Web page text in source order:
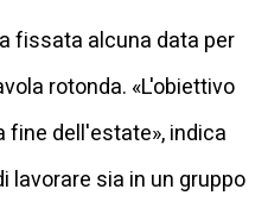
fissata alcuna data per
rotonda. «L'obiettivo
fine dell'estate», indica
lavorare sia in un gruppo